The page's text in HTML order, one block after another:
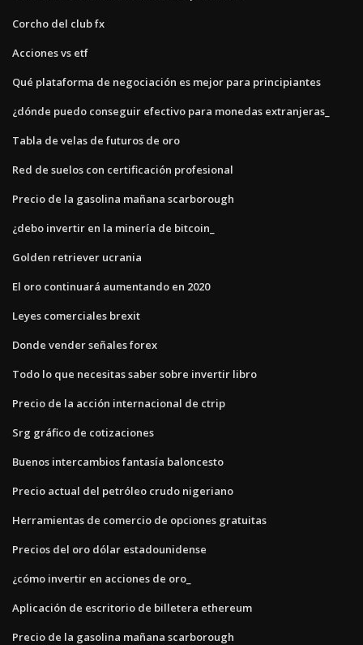
Corcho del club fx
Acciones vs etf
Qué plataforma de negociación es mejor para principiantes
¿dónde puedo conseguir efectivo para monedas extranjeras_
Tabla de velas de futuros de oro
Red de suelos con certificación profesional
Precio de la gasolina mañana scarborough
¿debo invertir en la minería de bitcoin_
Golden retriever ucrania
El oro continuará aumentando en 2020
Leyes comerciales brexit
Donde vender señales forex
Todo lo que necesitas saber sobre invertir libro
Precio de la acción internacional de ctrip
Srg gráfico de cotizaciones
Buenos intercambios fantasía baloncesto
Precio actual del petróleo crudo nigeriano
Herramientas de comercio de opciones gratuitas
Precios del oro dólar estadounidense
¿cómo invertir en acciones de oro_
Aplicación de escritorio de billetera ethereum
Precio de la gasolina mañana scarborough